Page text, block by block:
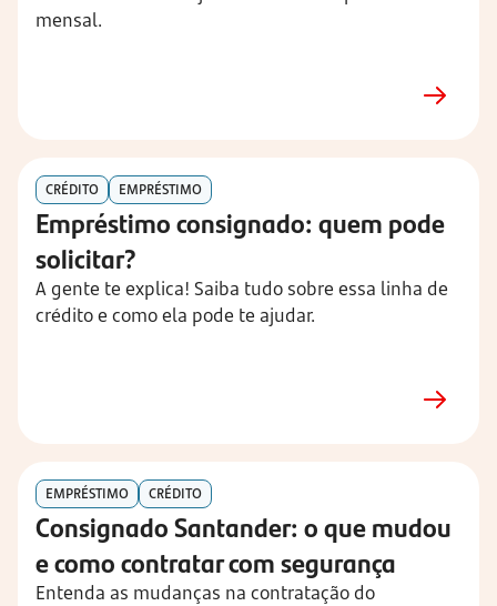
mensal.
CRÉDITO EMPRÉSTIMO
Empréstimo consignado: quem pode
solicitar?
A gente te explica! Saiba tudo sobre essa linha de
crédito e como ela pode te ajudar.
EMPRÉSTIMO CRÉDITO
Consignado Santander: o que mudou
e como contratar com segurança
Entenda as mudanças na contratação do